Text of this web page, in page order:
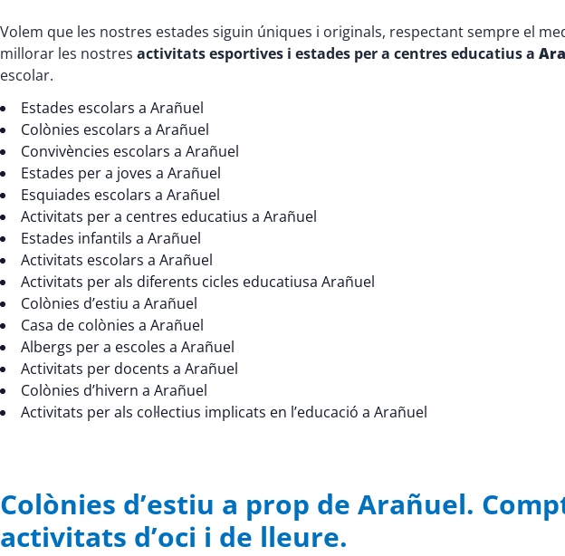
Volem que les nostres estades siguin úniques i originals, respectant sempre el
millorar les nostres activitats esportives i estades per a centres educatius a
escolar.
Estades escolars a Arañuel
Colònies escolars a Arañuel
Convivències escolars a Arañuel
Estades per a joves a Arañuel
Esquiades escolars a Arañuel
Activitats per a centres educatius a Arañuel
Estades infantils a Arañuel
Activitats escolars a Arañuel
Activitats per als diferents cicles educatiusa Arañuel
Colònies d’estiu a Arañuel
Casa de colònies a Arañuel
Albergs per a escoles a Arañuel
Activitats per docents a Arañuel
Colònies d’hivern a Arañuel
Activitats per als col·lectius implicats en l’educació a Arañuel
Colònies d’estiu a prop de Arañuel.
activitats d’oci i de lleure.